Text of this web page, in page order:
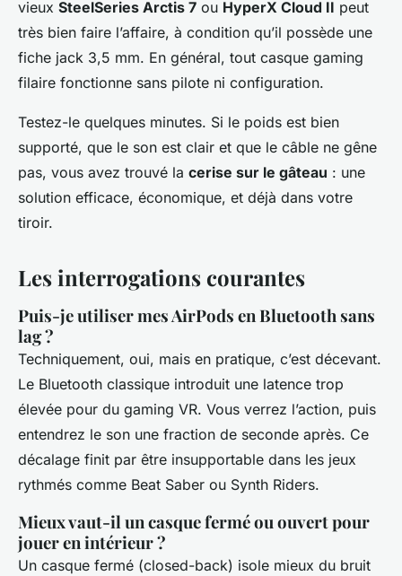
vieux SteelSeries Arctis 7 ou HyperX Cloud II peut
très bien faire l’affaire, à condition qu’il possède une
fiche jack 3,5 mm. En général, tout casque gaming
filaire fonctionne sans pilote ni configuration.
Testez-le quelques minutes. Si le poids est bien
supporté, que le son est clair et que le câble ne gêne
pas, vous avez trouvé la cerise sur le gâteau : une
solution efficace, économique, et déjà dans votre
tiroir.
Les interrogations courantes
Puis-je utiliser mes AirPods en Bluetooth sans
lag ?
Techniquement, oui, mais en pratique, c’est décevant.
Le Bluetooth classique introduit une latence trop
élevée pour du gaming VR. Vous verrez l’action, puis
entendrez le son une fraction de seconde après. Ce
décalage finit par être insupportable dans les jeux
rythmés comme Beat Saber ou Synth Riders.
Mieux vaut-il un casque fermé ou ouvert pour
jouer en intérieur ?
Un casque fermé (closed-back) isole mieux du bruit